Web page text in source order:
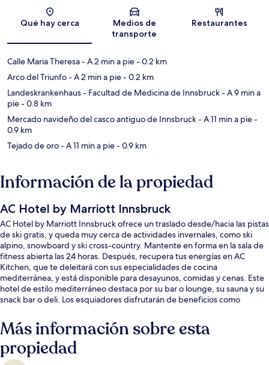
Sección del mapa
Qué hay cerca
Medios de
transporte
Restaurantes
Calle Maria Theresa- A 2 min a pie- 0.2 km
Arco del Triunfo- A 2 min a pie- 0.2 km
Landeskrankenhaus - Facultad de Medicina de Innsbruck- A 9 min a
pie- 0.8 km
Mercado navideño del casco antiguo de Innsbruck- A 11 min a pie-
0.9 km
Tejado de oro- A 11 min a pie- 0.9 km
Información de la propiedad
AC Hotel by Marriott Innsbruck
AC Hotel by Marriott Innsbruck ofrece un traslado desde/hacia las pistas
de ski gratis, y queda muy cerca de actividades invernales, como ski
alpino, snowboard y ski cross-country. Mantente en forma en la sala de
fitness abierta las 24 horas. Después, recupera tus energías en AC
Kitchen, que te deleitará con sus especialidades de cocina
mediterránea, y está disponible para desayunos, comidas y cenas. Este
hotel de estilo mediterráneo destaca por su bar o lounge, su sauna y su
snack bar o deli. Los esquiadores disfrutarán de beneficios como
amenidades y características como el personal amable y el desayuno.
Más información sobre esta
propiedad